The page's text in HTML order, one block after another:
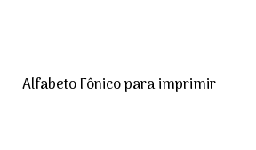
Alfabeto Fônico para imprimir